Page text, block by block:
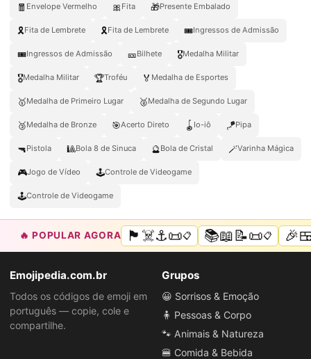
🧧 Envelope Vermelho 🎀 Fita 🎁Presente Embalado
🎗️Fita de Lembrete 🎗Fita de Lembrete 🎟️Ingressos de Admissão
🎟Ingressos de Admissão 🎫Bilhete 🎖️Medalha Militar
🎖Medalha Militar 🏆Troféu 🏅 Medalha de Esportes
🥇Medalha de Primeiro Lugar 🥈Medalha de Segundo Lugar
🥉Medalha de Bronze 🎯Acerto Direto 🪀 Io-iô 🪁Pipa
🔫Pistola 🎱Bola 8 de Sinuca 🔮Bola de Cristal 🪄Varinha Mágica
🎮Jogo de Vídeo 🕹️Controle de Videogame
🕹Controle de Videogame
🔥 POPULAR AGORA 🏴‍☠️⚓📜📋 📚📖📝📜📋
Emojipedia.com.br
Todos os códigos de emoji em
português — copie, cole e
compartilhe.
Grupos
😀 Sorrisos & Emoção
🧍 Pessoas & Corpo
🐾 Animais & Natureza
🍔 Comida & Bebida